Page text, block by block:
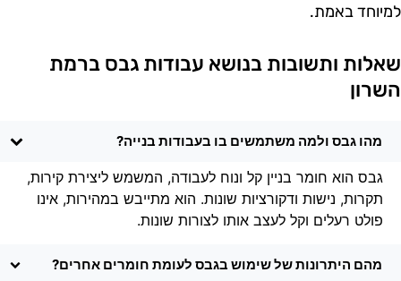
באמת.
ותשובות בנושא עבודות גבס ברמת
מהו גבס ולמה משתמשים בו בעבודות בנייה?
גבס הוא חומר בניין קל ונוח לעבודה, המשמש ליצירת קירות,
תקרות, נישות ודקורציות שונות. הוא מתייבש במהירות, אינו
פולט רעלים וקל לעצב אותו לצורות שונות.
מהם היתרונות של שימוש בגבס לעומת חומרים אחרים?